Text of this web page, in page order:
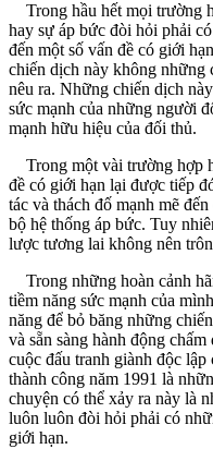
Trong hầu hết mọi trường
hay sự áp bức đòi hỏi phải
đến một số vấn đề có giới
chiến dịch này không những
nêu ra. Những chiến dịch
sức mạnh của những người
mạnh hữu hiệu của đối thủ.
Trong một vài trường hợp
đề có giới hạn lại được tiếp
tác và thách đố mạnh mẽ
bộ hệ thống áp bức. Tuy
lược tương lai không nên
Trong những hoàn cảnh
tiềm năng sức mạnh của
năng để bỏ băng những
và sẵn sàng hành động
cuộc đấu tranh giành độc
thành công năm 1991 là
chuyện có thể xảy ra này là
luôn luôn đòi hỏi phải có
giới hạn.